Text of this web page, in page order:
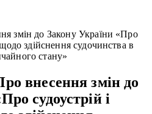
змін до Закону України «Про
щодо здійснення судочинства в
стану»
внесення змін до
судоустрій і